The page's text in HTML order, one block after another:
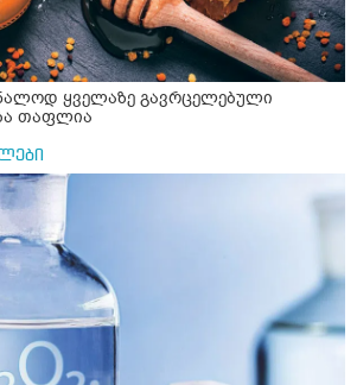
ყველაზე გავრცელებული
თაფლია